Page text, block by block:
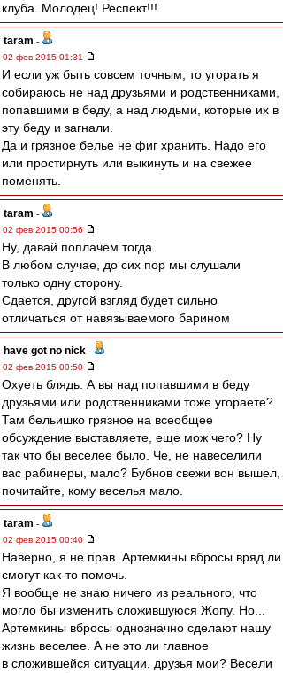
клуба. Молодец! Респект!!!
taram -
02 фев 2015 01:31
И если уж быть совсем точным, то угорать я
собираюсь не над друзьями и родственниками,
попавшими в беду, а над людьми, которые их в
эту беду и загнали.
Да и грязное белье не фиг хранить. Надо его
или простирнуть или выкинуть и на свежее
поменять.
taram -
02 фев 2015 00:56
Ну, давай поплачем тогда.
В любом случае, до сих пор мы слушали
только одну сторону.
Сдается, другой взгляд будет сильно
отличаться от навязываемого барином
have got no nick -
02 фев 2015 00:50
Охуеть блядь. А вы над попавшими в беду
друзьями или родственниками тоже угораете?
Там бельишко грязное на всеобщее
обсуждение выставляете, еще мож чего? Ну
так что бы веселее было. Че, не навеселили
вас рабинеры, мало? Бубнов свежи вон вышел,
почитайте, кому веселья мало.
taram -
02 фев 2015 00:40
Наверно, я не прав. Артемкины вбросы вряд ли
смогут как-то помочь.
Я вообще не знаю ничего из реального, что
могло бы изменить сложившуюся Жопу. Но...
Артемкины вбросы однозначно сделают нашу
жизнь веселее. А не это ли главное
в сложившейся ситуации, друзья мои? Весели